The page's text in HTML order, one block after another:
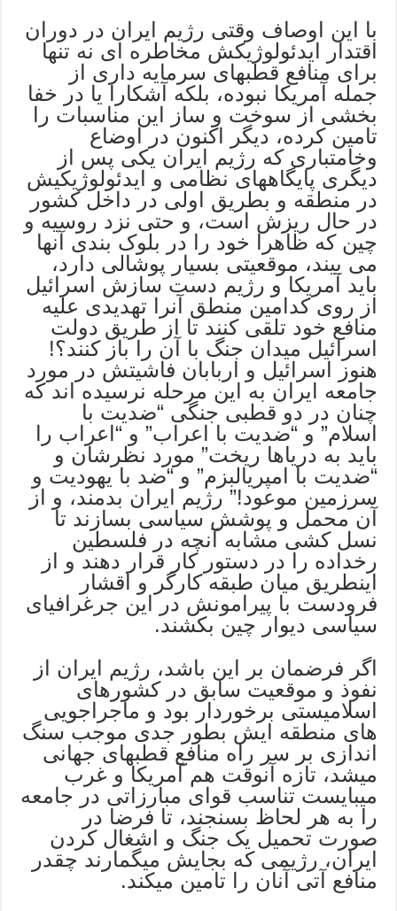
با این اوصاف وقتی رژیم ایران در دوران
اقتدار ایدئولوژیکش مخاطره ای نه تنها
برای منافع قطبهای سرمایه داری از
جمله آمریکا نبوده، بلکه آشکارا یا در خفا
بخشی از سوخت و ساز این مناسبات را
تامین کرده، دیگر اکنون در اوضاع
وخامتباری که رژیم ایران یکی پس از
دیگری پایگاههای نظامی و ایدئولوژیکیش
در منطقه و بطریق اولی در داخل کشور
در حال ریزش است، و حتی نزد روسیه و
چین که ظاهرا خود را در بلوک بندی آنها
می بیند، موقعیتی بسیار پوشالی دارد،
باید آمریکا و رژیم دست سازش اسرائیل
از روی کدامین منطق آنرا تهدیدی علیه
منافع خود تلقی کنند تا از طریق دولت
اسرائیل میدان جنگ با آن را باز کنند؟!
هنوز اسرائیل و اربابان فاشیتش در مورد
جامعه ایران به این مرحله نرسیده اند که
چنان در دو قطبی جنگی “ضدیت با
اسلام” و “ضدیت با اعراب” و “اعراب را
باید به دریاها ریخت” مورد نظرشان و
“ضدیت با امپریالبزم” و “ضد با یهودیت و
سرزمین موعود!” رژیم ایران بدمند، و از
آن محمل و پوشش سیاسی بسازند تا
نسل کشی مشابه آنچه در فلسطین
رخداده را در دستور کار قرار دهند و از
اینطریق میان طبقه کارگر و اقشار
فرودست با پیرامونش در این جرغرافیای
سیاسی دیوار چین بکشند.
اگر فرضمان بر این باشد، رژیم ایران از
نفوذ و موقعیت سابق در کشورهای
اسلامیستی برخوردار بود و ماجراجویی
های منطقه ایش بطور جدی موجب سنگ
اندازی بر سر راه منافع قطبهای جهانی
میشد، تازه آنوقت هم آمریکا و غرب
میبایست تناسب قوای مبارزاتی در جامعه
را به هر لحاظ بسنجند، تا فرضا در
صورت تحمیل یک جنگ و اشغال کردن
ایران، رژیمی که بجایش میگمارند چقدر
منافع آتی آنان را تامین میکند.